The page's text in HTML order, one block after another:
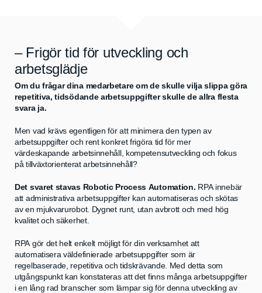
– Frigör tid för utveckling och
arbetsglädje
Om du frågar dina medarbetare om de skulle vilja slippa göra
repetitiva, tidsödande arbetsuppgifter skulle de allra flesta
svara ja.
Men vad krävs egentligen för att minimera den typen av
arbetsuppgifter och rent konkret frigöra tid för mer
värdeskapande arbetsinnehåll, kompetensutveckling och fokus
på tillväxtorienterat arbetsinnehåll?
Det svaret stavas Robotic Process Automation. RPA innebär
att administrativa arbetsuppgifter kan automatiseras och skötas
av en mjukvarurobot. Dygnet runt, utan avbrott och med hög
kvalitet och säkerhet.
RPA gör det helt enkelt möjligt för din verksamhet att
automatisera väldefinierade arbetsuppgifter som är
regelbaserade, repetitiva och tidskrävande. Med detta som
utgångspunkt kan konstateras att det finns många arbetsuppgifter
i en lång rad branscher som lämpar sig för denna utveckling av